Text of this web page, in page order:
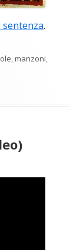
.
,manzoni,